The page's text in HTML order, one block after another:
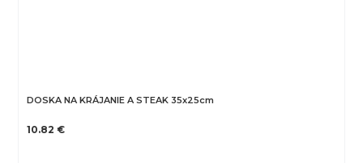
DOSKA NA KRÁJANIE A STEAK 35x25cm
10.82 €